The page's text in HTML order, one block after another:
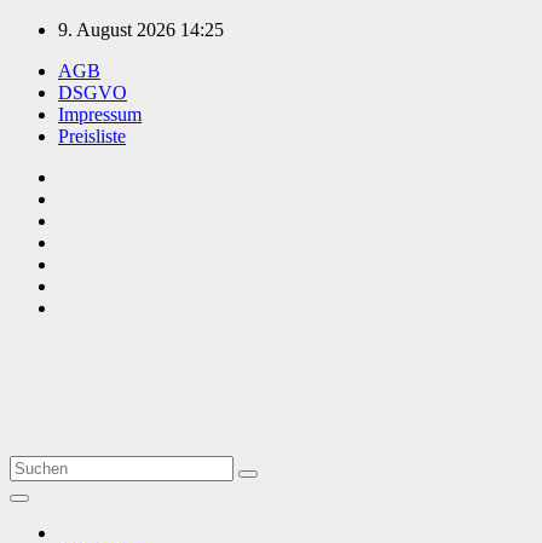
Zum
springen
9. August 2026 14:25
AGB
DSGVO
Impressum
Preisliste